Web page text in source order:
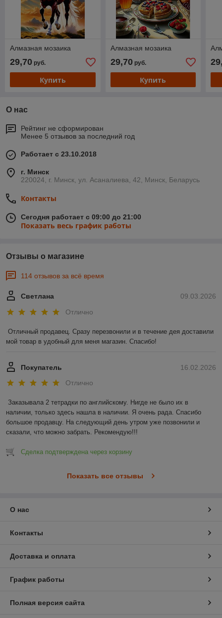
Алмазная мозаика
29,70 руб.
Купить
Алмазная мозаика
29,70руб.
Купить
О нас
Рейтинг не сформирован
Менее 5 отзывов за последний год
Работает с 23.10.2018
г. Минск
220024, г. Минск, ул. Асаналиева, 42, Минск, Беларусь
Контакты
Сегодня работает с 09:00 до 21:00
Показать весь график работы
Отзывы о магазине
114 отзывов за всё время
09.03.2026
Светлана
Отлично
Отличный продавец. Сразу перезвонили и в течение дея доставили
мой товар в удобный для меня магазин. Спасибо!
16.02.2026
Покупатель
Отлично
Заказывала 2 тетрадки по английскому. Нигде не было их в
наличии, только здесь нашла в наличии. Я очень рада. Спасибо
большое продавцу. На следующий день утром уже позвонили и
сказали, что можно забрать. Рекомендую!!!
Сделка подтверждена через корзину
Показать все отзывы
О нас
Контакты
Доставка и оплата
График работы
Полная версия сайта